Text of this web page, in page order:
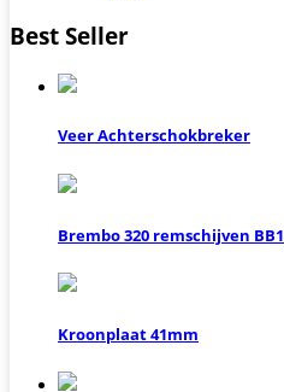
Best Seller
Veer Achterschokbreker
Brembo 320 remschijven BB1
Kroonplaat 41mm